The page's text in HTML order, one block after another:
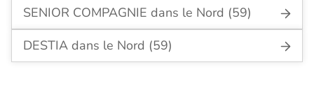
SENIOR COMPAGNIE dans le Nord (59)
DESTIA dans le Nord (59)